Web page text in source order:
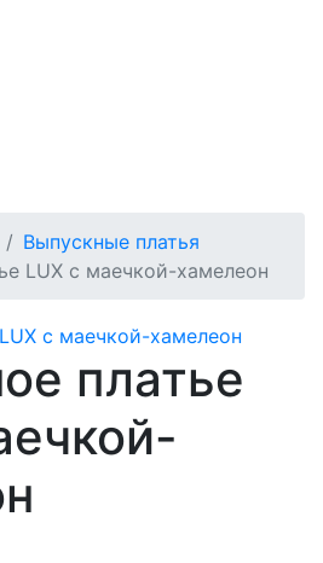
Выпускные платья
LUX с маечкой-хамелеон
платье